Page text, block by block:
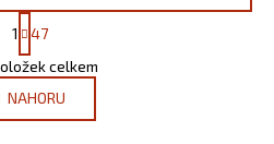
O
v
l
á
S
t
r
á
n
k
1
47
celkem
NAHORU